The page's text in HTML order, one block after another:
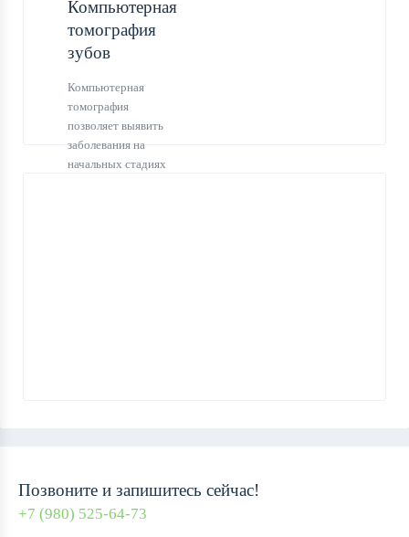
Компьютерная
томография
зубов
Компьютерная
томография
позволяет выявить
заболевания на
начальных стадиях
Позвоните и запишитесь сейчас!
+7 (980) 525-64-73